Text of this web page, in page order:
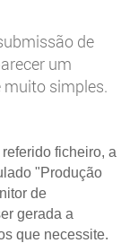
de
um
muito simples.
ficheiro, a
"Produção
de
gerada a
que necessite.